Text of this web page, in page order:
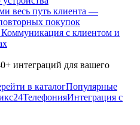
весь путь клиента —
покупок
Коммуникация с клиентом и
интеграций для вашего
в каталогПопулярные
ТелефонияИнтеграция с